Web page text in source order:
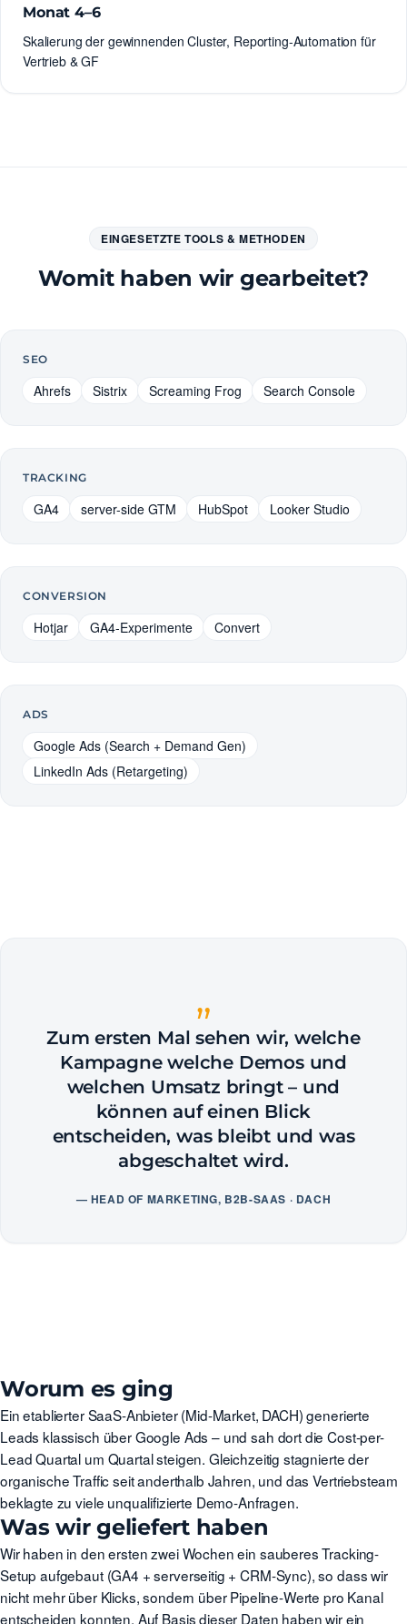
Monat 4–6
Skalierung der gewinnenden Cluster, Reporting-Automation für
Vertrieb & GF
EINGESETZTE TOOLS & METHODEN
Womit haben wir gearbeitet?
SEO
Ahrefs Sistrix Screaming Frog Search Console
TRACKING
GA4 server-side GTM HubSpot Looker Studio
CONVERSION
Hotjar GA4-Experimente Convert
ADS
Google Ads (Search + Demand Gen)
LinkedIn Ads (Retargeting)
„
Zum ersten Mal sehen wir, welche
Kampagne welche Demos und
welchen Umsatz bringt – und
können auf einen Blick
entscheiden, was bleibt und was
abgeschaltet wird.
— HEAD OF MARKETING, B2B-SAAS · DACH
Worum es ging
Ein etablierter SaaS-Anbieter (Mid-Market, DACH) generierte
Leads klassisch über Google Ads – und sah dort die Cost-per-
Lead Quartal um Quartal steigen. Gleichzeitig stagnierte der
organische Traffic seit anderthalb Jahren, und das Vertriebsteam
beklagte zu viele unqualifizierte Demo-Anfragen.
Was wir geliefert haben
Wir haben in den ersten zwei Wochen ein sauberes Tracking-
Setup aufgebaut (GA4 + serverseitig + CRM-Sync), so dass wir
nicht mehr über Klicks, sondern über Pipeline-Werte pro Kanal
entscheiden konnten. Auf Basis dieser Daten haben wir ein